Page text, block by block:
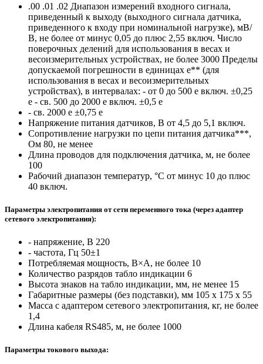
.00 .01 .02 Диапазон измерений входного сигнала,
приведенный к выходу (выходного сигнала датчика,
приведенного к входу при номинальной нагрузке), мВ/
В, не более от минус 0,05 до плюс 2,55 включ. Число
поверочных делений для использования в весах и
весоизмерительных устройствах, не более 3000 Пределы
допускаемой погрешности в единицах е** (для
использования в весах и весоизмерительных
устройствах), в интервалах: - от 0 до 500 е включ. ±0,25
е - св. 500 до 2000 е включ. ±0,5 е
- св. 2000 е ±0,75 е
Напряжение питания датчиков, В от 4,5 до 5,1 включ.
Сопротивление нагрузки по цепи питания датчика***,
Ом 80, не менее
Длина проводов для подключения датчика, м, не более
100
Рабочий диапазон температур, °С от минус 10 до плюс
40 включ.
Параметры электропитания от сети переменного тока (через адаптер
сетевого электропитания):
- напряжение, В 220
- частота, Гц 50±1
Потребляемая мощность, В×А, не более 10
Количество разрядов табло индикации 6
Высота знаков на табло индикации, мм, не менее 15
Габаритные размеры (без подставки), мм 105 х 175 х 55
Масса с адаптером сетевого электропитания, кг, не более
1,4
Длина кабеля RS485, м, не более 1000
Параметры токового выхода: